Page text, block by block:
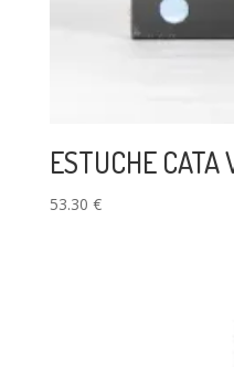
ESTUCHE CATA
53.30 €